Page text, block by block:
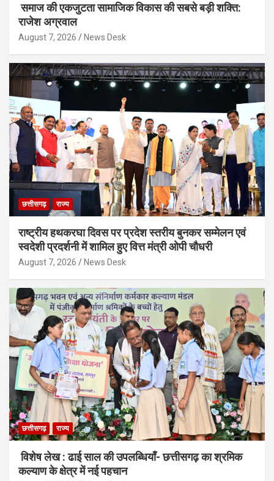
समाज की एकजुटता सामाजिक विकास की सबसे बड़ी शक्ति:
राजेश अग्रवाल
August 7, 2026 News Desk
छत्तीसगढ़ राज्य
राष्ट्रीय हथकरघा दिवस पर प्रदेश स्तरीय बुनकर सम्मेलन एवं
स्वदेशी प्रदर्शनी में शामिल हुए वित्त मंत्री ओपी चौधरी
August 7, 2026 News Desk
छत्तीसगढ़ राज्य
विशेष लेख : ढाई साल की उपलब्धियाँ- छत्तीसगढ़ का श्रमिक
कल्याण के क्षेत्र में नई पहचान